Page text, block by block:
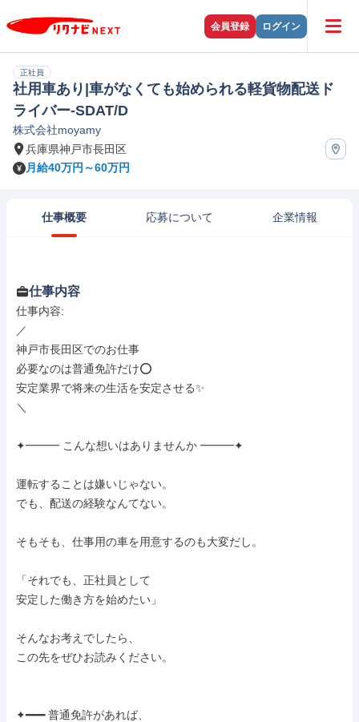
会員登録 ログイン
正社員
社用車あり|車がなくても始められる軽貨物配送ド
ライバー-SDAT/D
株式会社moyamy
兵庫県神戸市長田区
月給40万円～60万円
仕事概要 応募について 企業情報
仕事内容
仕事内容:
／
神戸市長田区でのお仕事
必要なのは普通免許だけ⭕️
安定業界で将来の生活を安定させる✨
＼
✦━━━ こんな想いはありませんか ━━━✦
運転することは嫌いじゃない。
でも、配送の経験なんてない。
そもそも、仕事用の車を用意するのも大変だし。
「それでも、正社員として
安定した働き方を始めたい」
そんなお考えでしたら、
この先をぜひお読みください。
✦━━━ 普通免許があれば、